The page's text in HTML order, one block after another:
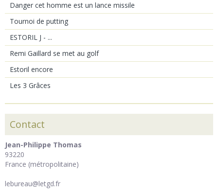
Danger cet homme est un lance missile
Tournoi de putting
ESTORIL J - ...
Remi Gaillard se met au golf
Estoril encore
Les 3 Grâces
Contact
Jean-Philippe Thomas
93220
France (métropolitaine)
lebureau@letgd.fr